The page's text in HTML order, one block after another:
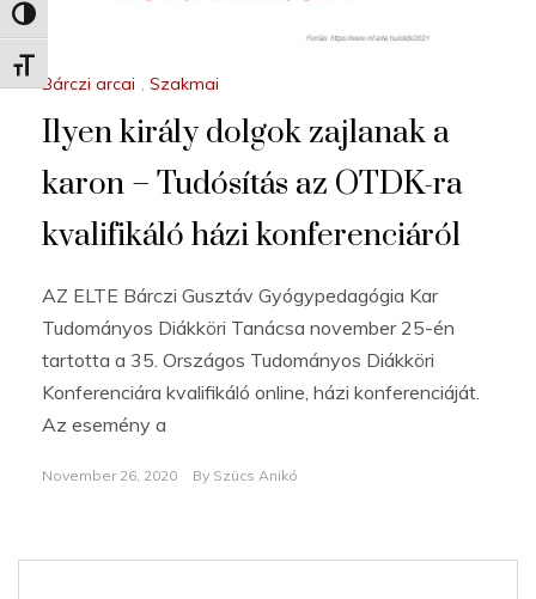
Nagy kontraszt váltása
Betűméret váltása
Bárczi arcai , Szakmai
Ilyen király dolgok zajlanak a
karon – Tudósítás az OTDK-ra
kvalifikáló házi konferenciáról
AZ ELTE Bárczi Gusztáv Gyógypedagógia Kar
Tudományos Diákköri Tanácsa november 25-én
tartotta a 35. Országos Tudományos Diákköri
Konferenciára kvalifikáló online, házi konferenciáját.
Az esemény a
November 26, 2020 By Szücs Anikó